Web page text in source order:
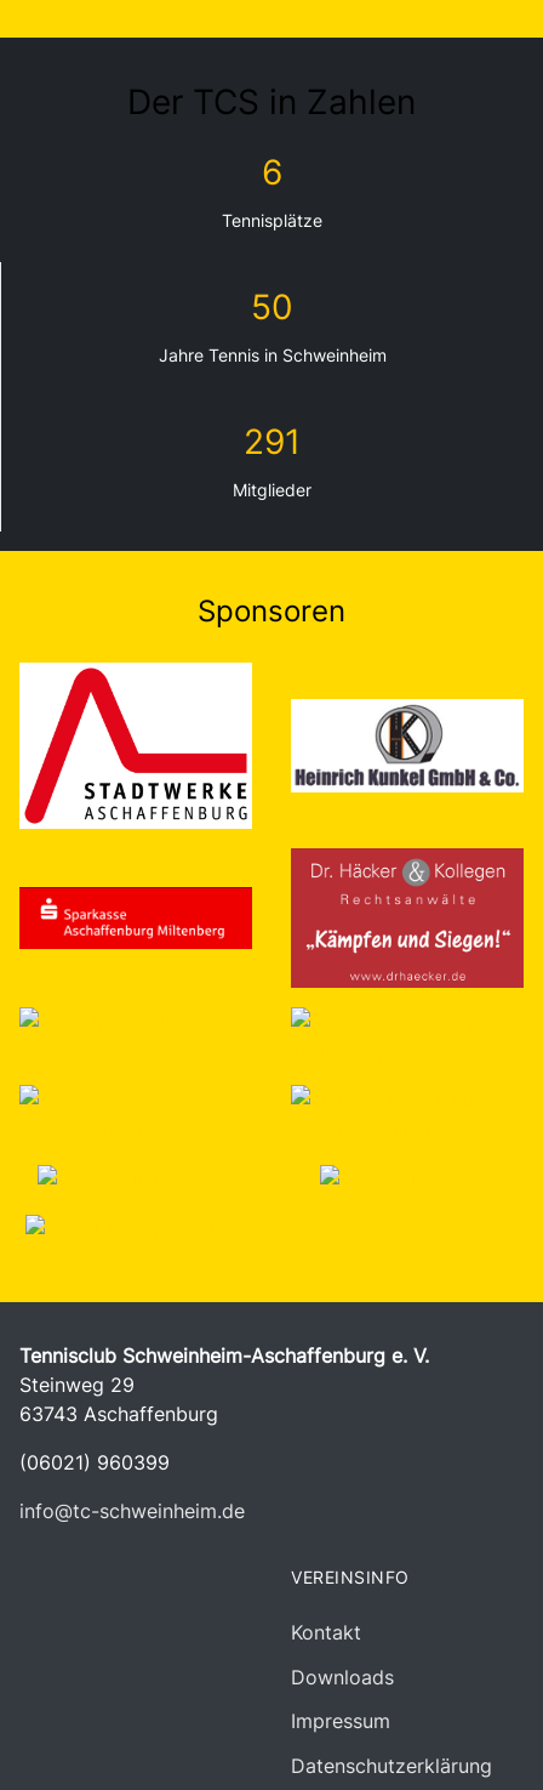
Der TCS in Zahlen
6
Tennisplätze
50
Jahre Tennis in Schweinheim
291
Mitglieder
Sponsoren
Tennisclub Schweinheim-Aschaffenburg e. V.
Steinweg 29
63743 Aschaffenburg
(06021) 960399
info@tc-schweinheim.de
VEREINSINFO
Kontakt
Downloads
Impressum
Datenschutzerklärung